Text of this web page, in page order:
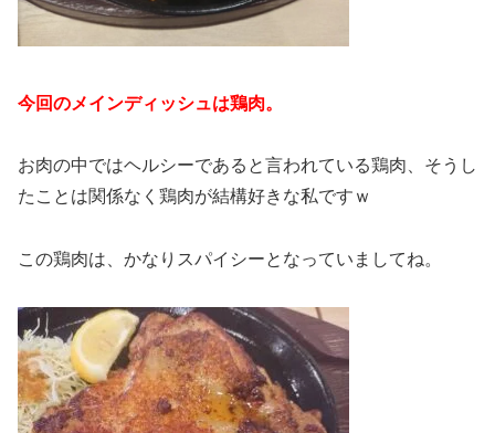
今回のメインディッシュは鶏肉。
お肉の中ではヘルシーであると言われている鶏肉、そうし
たことは関係なく鶏肉が結構好きな私ですｗ
この鶏肉は、かなりスパイシーとなっていましてね。